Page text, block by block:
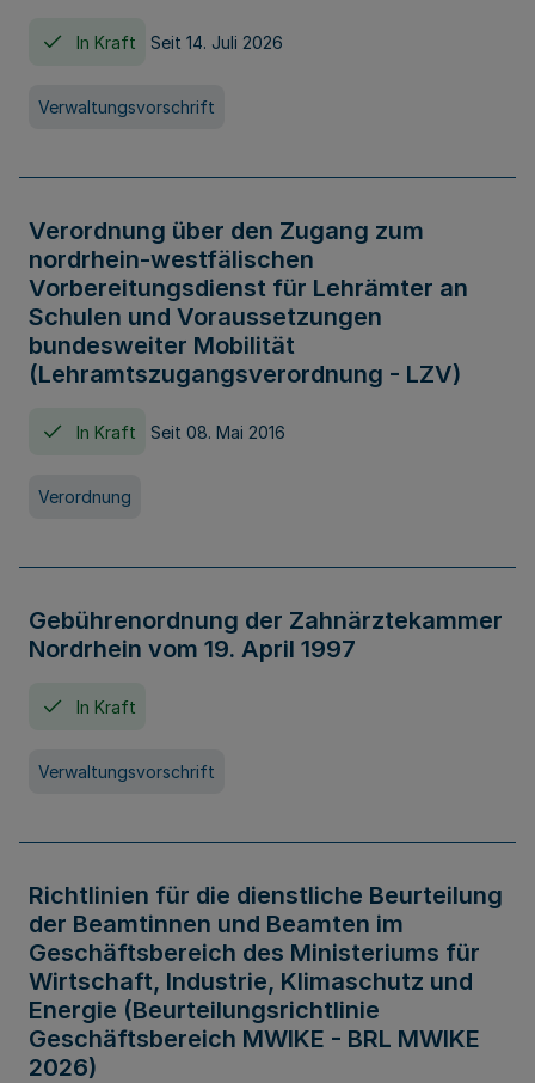
In Kraft Seit 14. Juli 2026
Verwaltungsvorschrift
Verordnung über den Zugang zum
nordrhein-westfälischen
Vorbereitungsdienst für Lehrämter an
Schulen und Voraussetzungen
bundesweiter Mobilität
(Lehramtszugangsverordnung - LZV)
In Kraft Seit 08. Mai 2016
Verordnung
Gebührenordnung der Zahnärztekammer
Nordrhein vom 19. April 1997
In Kraft
Verwaltungsvorschrift
Richtlinien für die dienstliche Beurteilung
der Beamtinnen und Beamten im
Geschäftsbereich des Ministeriums für
Wirtschaft, Industrie, Klimaschutz und
Energie (Beurteilungsrichtlinie
Geschäftsbereich MWIKE - BRL MWIKE
2026)